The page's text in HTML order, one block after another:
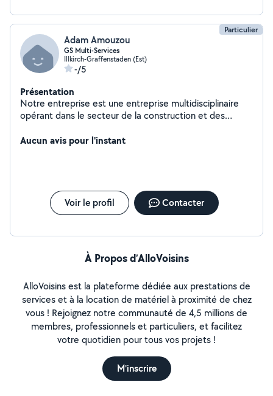
Particulier
Adam Amouzou
GS Multi-Services
Illkirch-Graffenstaden (Est)
-/5
Présentation
Notre entreprise est une entreprise multidisciplinaire
opérant dans le secteur de la construction et des
comprennent une gamme variée de services, tels que la
particuliers, le nettoyage dans les bureaux et les
espaces publics, le nettoyage de grands chantiers, la
peinture sur bâtiment, les grands débarras, le nettoyage
Aucun avis pour l'instant
Voir le profil Contacter
À Propos d’AlloVoisins
AlloVoisins est la plateforme dédiée aux prestations de
services et à la location de matériel à proximité de chez
vous ! Rejoignez notre communauté de 4,5 millions de
membres, professionnels et particuliers, et facilitez
votre quotidien pour tous vos projets !
M'inscrire